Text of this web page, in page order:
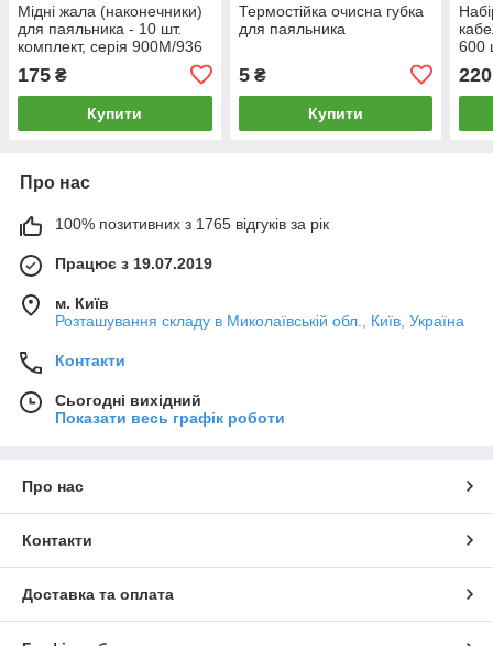
Мідні жала (наконечники)
для паяльника - 10 шт.
комплект, серія 900M/936
175 ₴
Купити
Термостійка очисна губка
для паяльника
5₴
Купити
600
220
Про нас
100% позитивних з 1765 відгуків за рік
Працює з 19.07.2019
м. Київ
Розташування складу в Миколаївській обл., Київ, Україна
Контакти
Сьогодні вихідний
Показати весь графік роботи
Про нас
Контакти
Доставка та оплата